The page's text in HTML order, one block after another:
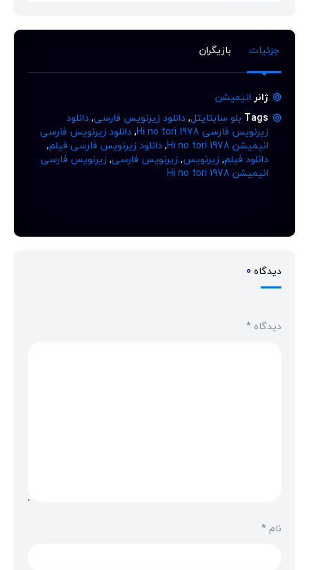
جزئیات بازیگران
ژانر انیمیشن
Tags بلو سابتایتل,دانلود زیرنویس فارسی,دانلود
زیرنویس فارسی Hi no tori 1978
,دانلود زیرنویس فارسی
انیمیشن Hi no tori 1978
,دانلود زیرنویس فارسی فیلم,
دانلود فیلم,زیرنویس,زیرنویس فارسی,زیرنویس فارسی
انیمیشن Hi no tori 1978
دیدگاه 0
دیدگاه *
نام*